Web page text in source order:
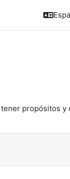
propósitos y